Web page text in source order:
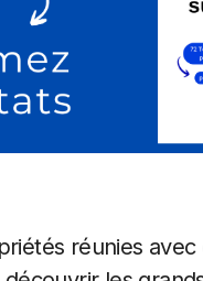
réunies avec